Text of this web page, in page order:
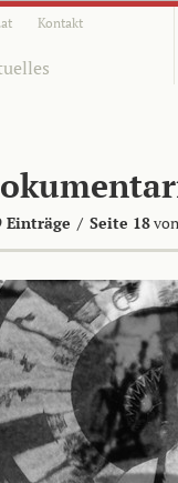
Kontakt
Einträge / Seite 18